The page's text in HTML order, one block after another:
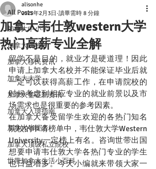
All Posts
加拿大中小学
加拿大院校
加拿大移民资讯
加拿大大学
加拿大签证新资讯
加拿大入境指南
加拿大省提名
加拿大顶级私立院校
世带加拿大生活小百科
加拿大韦仕敦western大学
热门高薪专业全解
alisonhe
2023年2月3日 讀畢需時 8 分鐘
留学不是目的，就业才是硬道理！因此
申请上加拿大名校并不能保证毕业后就
一定可以获得高薪工作，在申请院校的
时候考虑到相应专业的就业前景以及市
场需求也是很重要的参考因素。
在加拿大备受留学生欢迎的各热门知名
院校的申请榜单中，韦仕敦大学Western
University一定榜上有名。咨询世带出国
想要申请韦仕敦大学各热门专业的学生
也日益增多。今天小编就来带领大家一